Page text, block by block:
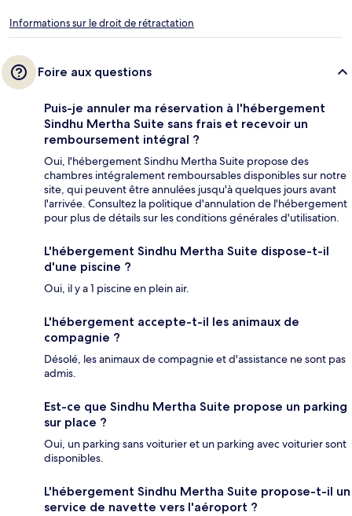
Informations sur le droit de rétractation
Foire aux questions
Puis-je annuler ma réservation à l'hébergement
Sindhu Mertha Suite sans frais et recevoir un
remboursement intégral ?
Oui, l'hébergement Sindhu Mertha Suite propose des
chambres intégralement remboursables disponibles sur notre
site, qui peuvent être annulées jusqu'à quelques jours avant
l'arrivée. Consultez la politique d'annulation de l'hébergement
pour plus de détails sur les conditions générales d'utilisation.
L'hébergement Sindhu Mertha Suite dispose-t-il
d'une piscine ?
Oui, il y a 1 piscine en plein air.
L'hébergement accepte-t-il les animaux de
compagnie ?
Désolé, les animaux de compagnie et d'assistance ne sont pas
admis.
Est-ce que Sindhu Mertha Suite propose un parking
sur place ?
Oui, un parking sans voiturier et un parking avec voiturier sont
disponibles.
L'hébergement Sindhu Mertha Suite propose-t-il un
service de navette vers l'aéroport ?